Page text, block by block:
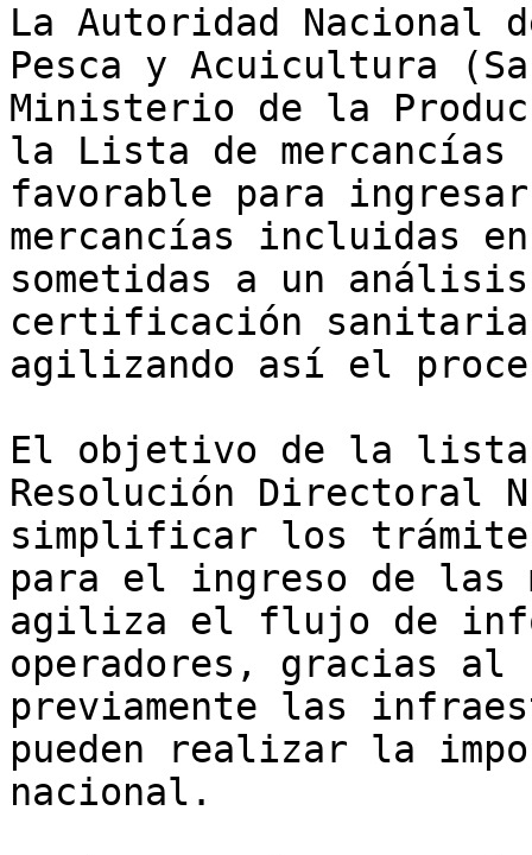
La Autoridad Nacional
Pesca y Acuicultura
Ministerio de la
la Lista de
favorable para
mercancías incluidas
sometidas a un
certificación sanitaria
agilizando así el
El objetivo de la lista,
Resolución Directoral
simplificar los
para el ingreso de las
agiliza el flujo de
operadores, gracias al
previamente las
pueden realizar la
nacional.